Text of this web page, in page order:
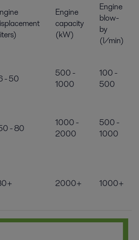
Engine
capacity
(kW)
Engine
blow-
by
(l/min)
- 50
500 -
1000
100 -
500
- 80
1000 -
2000
500 -
1000
2000+ 1000+